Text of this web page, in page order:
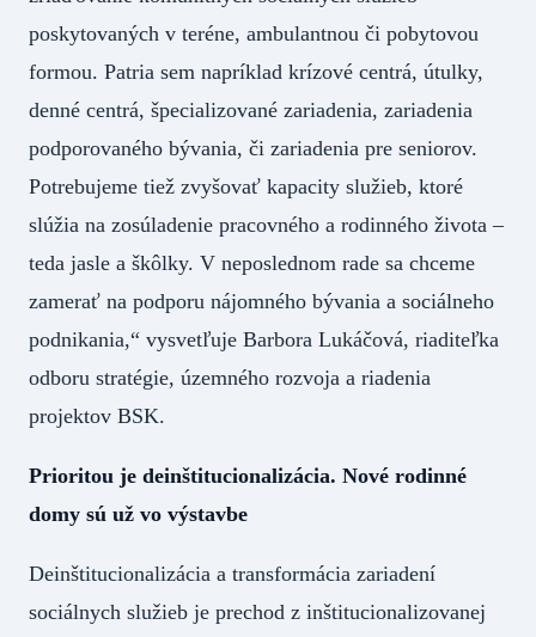
poskytovaných v teréne, ambulantnou či pobytovou
formou. Patria sem napríklad krízové centrá, útulky,
denné centrá, špecializované zariadenia, zariadenia
podporovaného bývania, či zariadenia pre seniorov.
Potrebujeme tiež zvyšovať kapacity služieb, ktoré
slúžia na zosúladenie pracovného a rodinného života –
teda jasle a škôlky. V neposlednom rade sa chceme
zamerať na podporu nájomného bývania a sociálneho
podnikania,“ vysvetľuje Barbora Lukáčová, riaditeľka
odboru stratégie, územného rozvoja a riadenia
projektov BSK.
Prioritou je deinštitucionalizácia. Nové rodinné
domy sú už vo výstavbe
Deinštitucionalizácia a transformácia zariadení
sociálnych služieb je prechod z inštitucionalizovanej